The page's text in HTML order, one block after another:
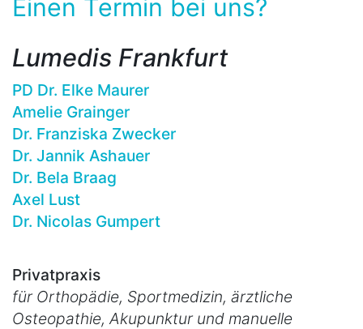
Einen Termin bei uns?
Lumedis Frankfurt
PD Dr. Elke Maurer
Amelie Grainger
Dr. Franziska Zwecker
Dr. Jannik Ashauer
Dr. Bela Braag
Axel Lust
Dr. Nicolas Gumpert
Privatpraxis
für Orthopädie, Sportmedizin, ärztliche
Osteopathie, Akupunktur und manuelle